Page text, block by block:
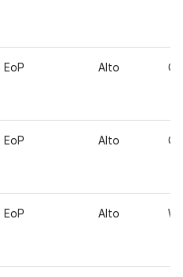
EoP Alto
EoP Alto
EoP Alto